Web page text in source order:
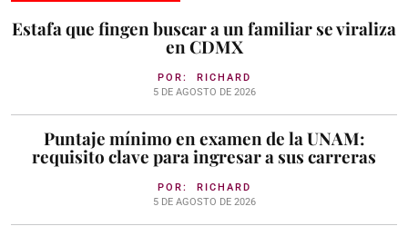
Estafa que fingen buscar a un familiar se viraliza
en CDMX
POR: RICHARD
5 DE AGOSTO DE 2026
Puntaje mínimo en examen de la UNAM:
requisito clave para ingresar a sus carreras
POR: RICHARD
5 DE AGOSTO DE 2026